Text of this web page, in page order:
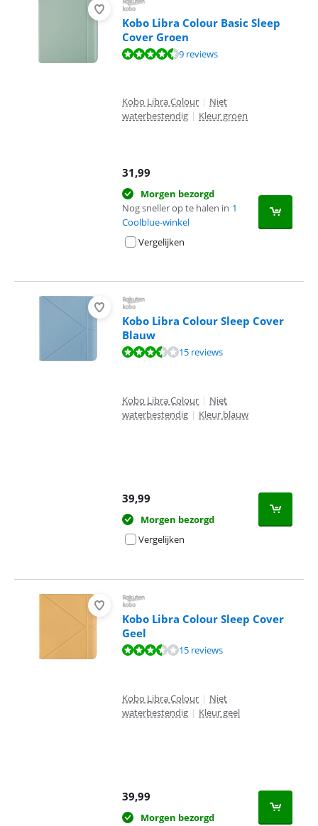
Kobo Libra Colour Basic Sleep
Cover Groen
Beoordeling is 8,7 van de 10, gebaseerd op 9 reviews.
9 reviews
Kobo Libra Colour | Niet
waterbestendig | Kleur groen
31,99
Morgen bezorgd
Nog sneller op te halen in 1
Coolblue-winkel
Vergelijken
Kobo Libra Colour Sleep Cover
Blauw
Beoordeling is 7,3 van de 10, gebaseerd op 15 reviews.
15 reviews
Kobo Libra Colour | Niet
waterbestendig | Kleur blauw
39,99
Morgen bezorgd
Vergelijken
Kobo Libra Colour Sleep Cover
Geel
Beoordeling is 7,3 van de 10, gebaseerd op 15 reviews.
15 reviews
Kobo Libra Colour | Niet
waterbestendig | Kleur geel
39,99
Morgen bezorgd